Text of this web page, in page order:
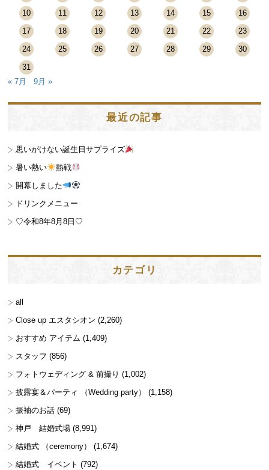
10 11 12 13 14 15
16
17
18 19 20 21 22
23
24
25 26 27 28 29
30
31
« 7月
9月 »
最近の記事
思いがけない誕生日サプライズ
暑い熱い
熱戦
開幕しました
ドリンクメニュー
♡令和8年8月8日♡
カテゴリ
all
Close up エスタシオン (2,260)
おすすめ アイテム (1,409)
スタッフ (856)
フォトウェディング & 前撮り (1,002)
披露宴＆パーティ （Wedding party）
(1,158)
振袖のお話 (69)
神戸 結婚式場 (8,991)
結婚式 （ceremony）
(1,674)
結婚式 イベント (792)